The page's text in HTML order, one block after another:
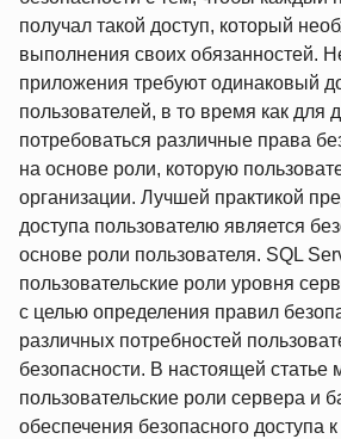
получал такой доступ, который
выполнения своих обязанностей.
приложения требуют одинаковый
пользователей, в то время как для
потребоваться различные права
на основе роли, которую
организации. Лучшей практикой
доступа пользователю является
основе роли пользователя. SQL
пользовательские роли уровня
с целью определения правил
различных потребностей
безопасности. В настоящей статье
пользовательские роли сервера и
обеспечения безопасного доступа